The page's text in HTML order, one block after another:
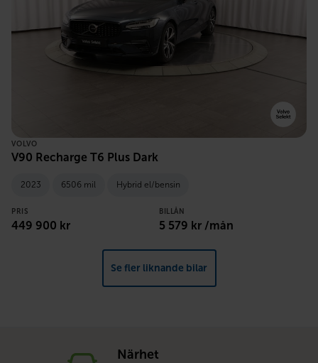
VOLVO
V90 Recharge T6 Plus Dark
2023 6506 mil Hybrid el/bensin
PRIS
449 900 kr
BILLÅN
5 579 kr /mån
Se fler liknande bilar
Närhet